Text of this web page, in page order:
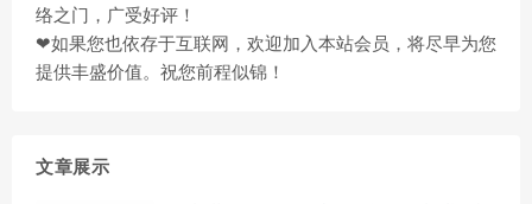
络之门，广受好评！
❤如果您也依存于互联网，欢迎加入本站会员，将尽早为您
提供丰盛价值。祝您前程似锦！
文章展示